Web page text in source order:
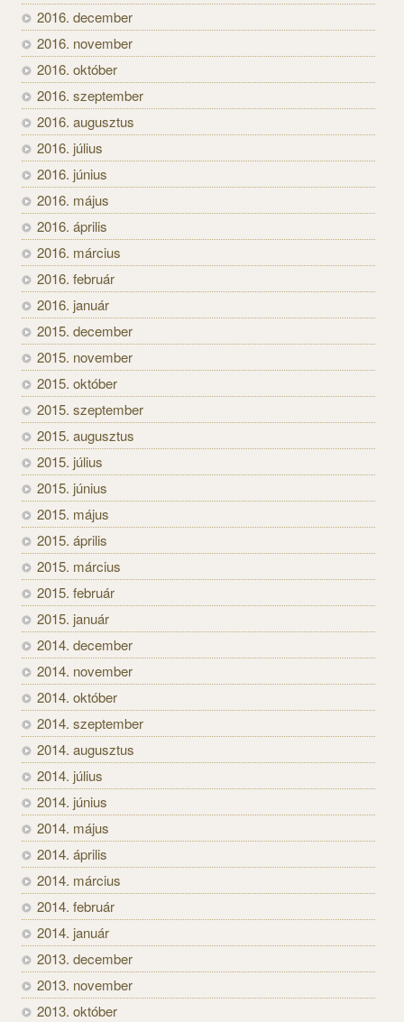
2016. december
2016. november
2016. október
2016. szeptember
2016. augusztus
2016. július
2016. június
2016. május
2016. április
2016. március
2016. február
2016. január
2015. december
2015. november
2015. október
2015. szeptember
2015. augusztus
2015. július
2015. június
2015. május
2015. április
2015. március
2015. február
2015. január
2014. december
2014. november
2014. október
2014. szeptember
2014. augusztus
2014. július
2014. június
2014. május
2014. április
2014. március
2014. február
2014. január
2013. december
2013. november
2013. október